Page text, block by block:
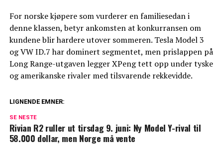
For norske kjøpere som vurderer en familiesedan i
denne klassen, betyr ankomsten at konkurransen om
kundene blir hardere utover sommeren. Tesla Model 3
og VW ID.7 har dominert segmentet, men prislappen på
Long Range-utgaven legger XPeng tett opp under tyske
og amerikanske rivaler med tilsvarende rekkevidde.
LIGNENDE EMNER:
SE NESTE
Rivian R2 ruller ut tirsdag 9. juni: Ny Model Y-rival til
58.000 dollar, men Norge må vente